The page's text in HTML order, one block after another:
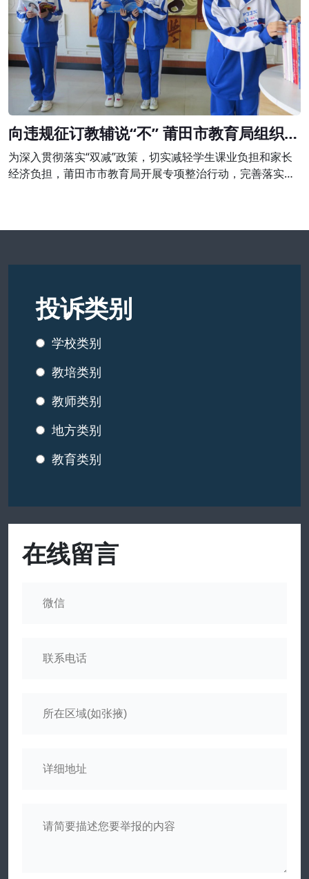
向违规征订教辅说“不” 莆田市教育局组织开
展专项整治行动
为深入贯彻落实“双减”政策，切实减轻学生课业负担和家长
经济负担，莆田市市教育局开展专项整治行动，完善落实进
投诉类别
学校类别
教培类别
教师类别
地方类别
教育类别
在线留言